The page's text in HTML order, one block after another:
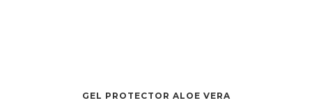
GEL PROTECTOR ALOE VERA